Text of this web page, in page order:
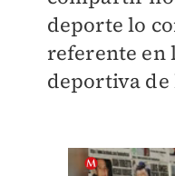
deporte lo
referente en
deportiva